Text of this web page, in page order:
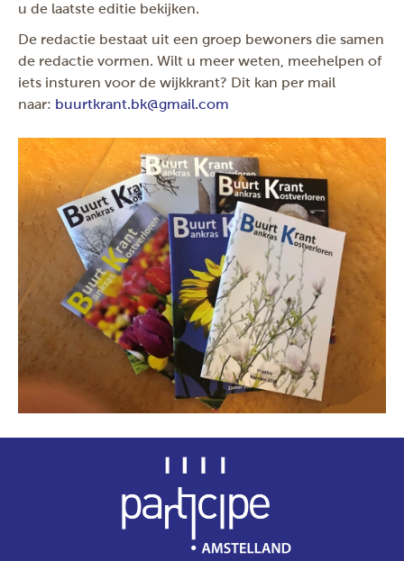
u de laatste editie bekijken.
De redactie bestaat uit een groep bewoners die samen
de redactie vormen. Wilt u meer weten, meehelpen of
iets insturen voor de wijkkrant? Dit kan per mail
naar: buurtkrant.bk@gmail.com